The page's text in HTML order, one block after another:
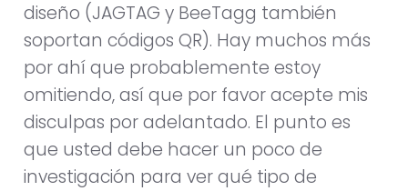
diseño (JAGTAG y BeeTagg también
soportan códigos QR). Hay muchos más
por ahí que probablemente estoy
omitiendo, así que por favor acepte mis
disculpas por adelantado. El punto es
que usted debe hacer un poco de
investigación para ver qué tipo de